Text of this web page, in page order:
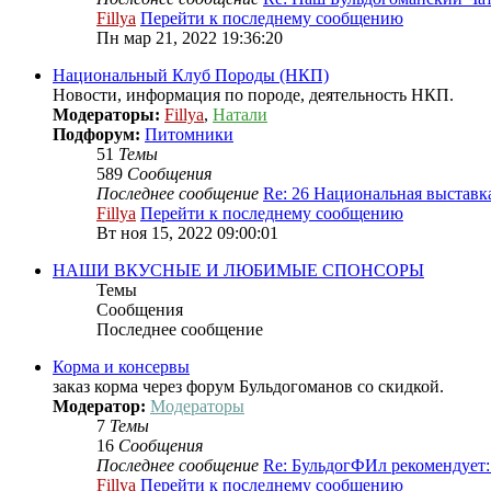
Fillya Перейти к последнему сообщению
Пн мар 21, 2022 19:36:20
Национальный Клуб Породы (НКП)
Новости, информация по породе, деятельность НКП.
Модераторы: Fillya, Натали
Подфорум: Питомники
51 Темы
589 Сообщения
Последнее сообщение Re: 26 Национальная
Fillya Перейти к последнему сообщению
Вт ноя 15, 2022 09:00:01
НАШИ ВКУСНЫЕ И ЛЮБИМЫЕ СПОНСОРЫ
Темы
Сообщения
Последнее сообщение
Корма и консервы
заказ корма через форум Бульдогоманов со скидкой.
Модератор: Модераторы
7 Темы
16 Сообщения
Последнее сообщение Re: БульдогФИл
Fillya Перейти к последнему сообщению